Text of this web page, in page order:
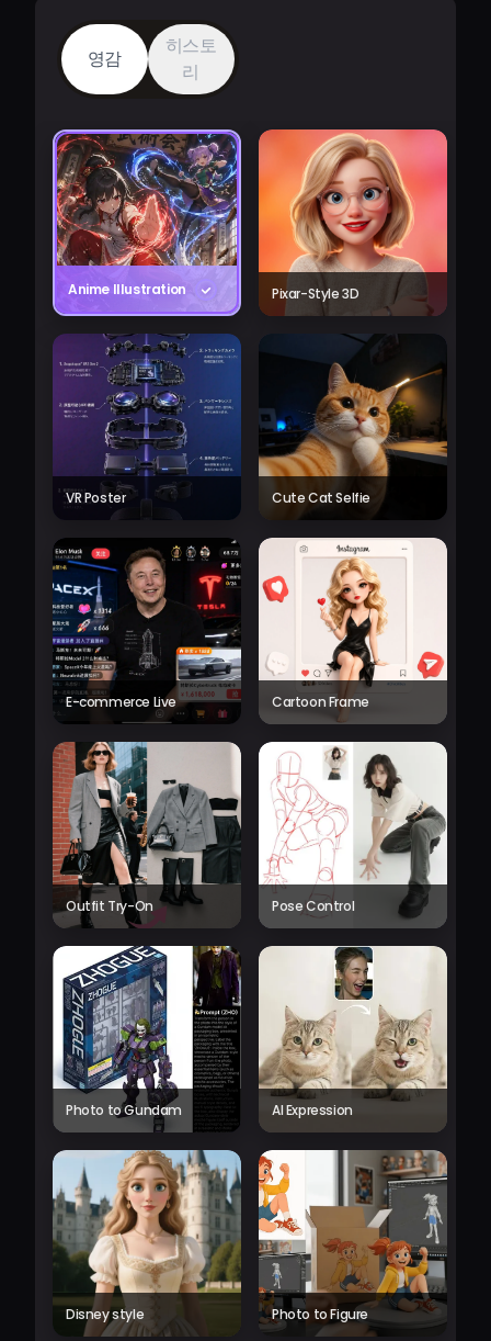
영감
히스토
리
Anime Illustration Pixar-Style 3D
VR Poster Cute Cat Selfie
E-commerce Live Cartoon Frame
Outfit Try-On Pose Control
Photo to Gundam AI Expression
Disney style Photo to Figure